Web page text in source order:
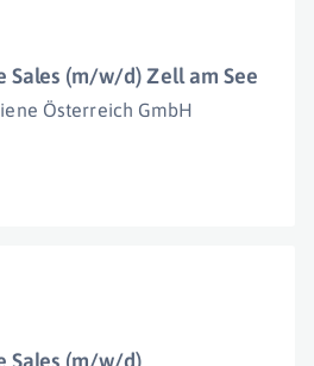
Sales (m/w/d) Zell am See
Österreich GmbH
Sales (m/w/d)